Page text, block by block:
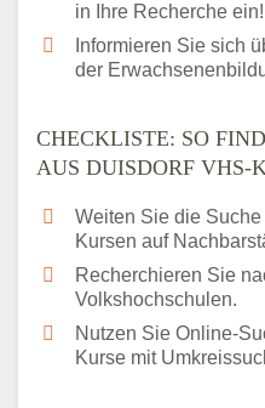
in Ihre Recherche ein!
Informieren Sie sich
der
CHECKLISTE: SO
AUS DUISDORF VHS-
Weiten Sie die
Kursen auf
Recherchieren Sie
Volkshochschulen.
Nutzen Sie Online-
Kurse mit